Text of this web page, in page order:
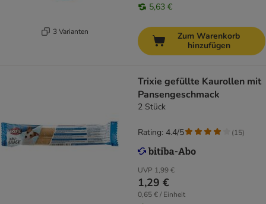
3 Varianten
5,63 €
Zum Warenkorb
hinzufügen
Trixie gefüllte Kaurollen mit
Pansengeschmack
2 Stück
UVP 1,99 €
1,29 €
0,65 € / Einheit
Rating: 4.4/5 (15)